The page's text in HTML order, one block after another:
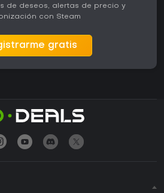
de deseos, alertas de precio y
con Steam
gratis